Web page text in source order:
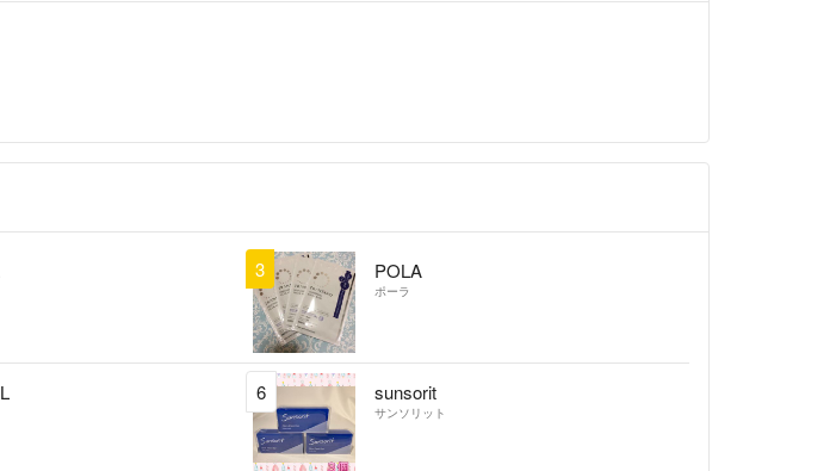
3 POLA
ポーラ
6 sunsorit
サンソリット